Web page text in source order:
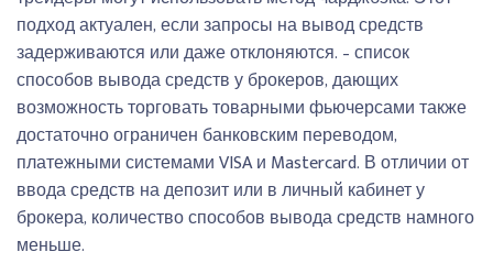
подход актуален, если запросы на вывод средств
задерживаются или даже отклоняются. – список
способов вывода средств у брокеров, дающих
возможность торговать товарными фьючерсами также
достаточно ограничен банковским переводом,
платежными системами VISA и Mastercard. В отличии от
ввода средств на депозит или в личный кабинет у
брокера, количество способов вывода средств намного
меньше.